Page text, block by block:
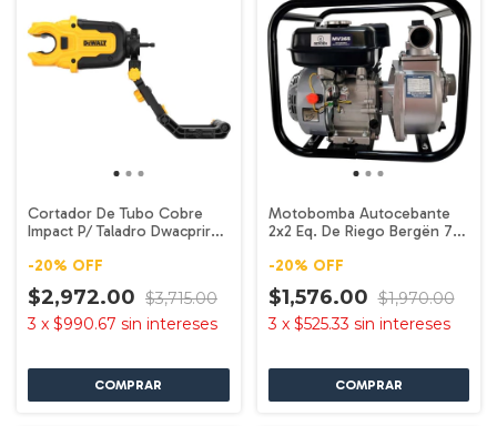
Cortador De Tubo Cobre
Impact P/ Taladro Dwacprir
-20% OFF
$2,972.00 $3,715.00
3 x $990.67 sin intereses
Motobomba Autocebante
2x2 Eq. De Riego Bergën 7
-20% OFF
$1,576.00 $1,970.00
3 x $525.33 sin intereses